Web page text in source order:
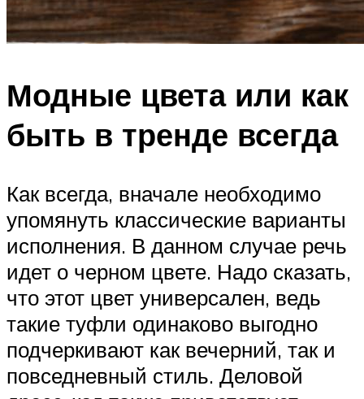
Модные цвета или как
быть в тренде всегда
Как всегда, вначале необходимо
упомянуть классические варианты
исполнения. В данном случае речь
идет о черном цвете. Надо сказать,
что этот цвет универсален, ведь
такие туфли одинаково выгодно
подчеркивают как вечерний, так и
повседневный стиль. Деловой